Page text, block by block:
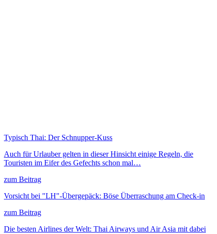
Typisch Thai: Der Schnupper-Kuss
Auch für Urlauber gelten in dieser Hinsicht einige Regeln, die
Touristen im Eifer des Gefechts schon mal…
zum Beitrag
Vorsicht bei "LH"-Übergepäck: Böse Überraschung am Check-in
zum Beitrag
Die besten Airlines der Welt: Thai Airways und Air Asia mit dabei